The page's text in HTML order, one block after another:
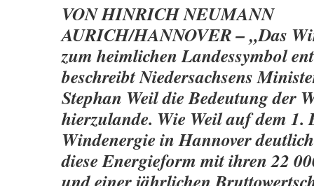
VON HINRICH NEUMANN
AURICH/HANNOVER – „Das
zum heimlichen Landessymbol
beschreibt Niedersachsens
Stephan Weil die Bedeutung der
hierzulande. Wie Weil auf dem 1.
Windenergie in Hannover
diese Energieform mit ihren 22